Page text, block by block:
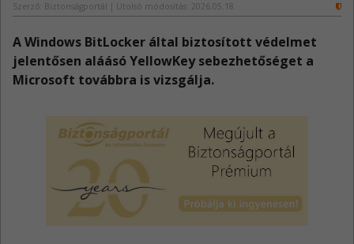
Szerző: Biztonságportál | Utolsó módosítás: 2026.05.18.
A Windows BitLocker által biztosított védelmet
jelentősen aláásó YellowKey sebezhetőséget a
Microsoft továbbra is vizsgálja.